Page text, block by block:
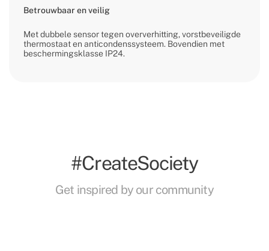
Betrouwbaar en veilig
Met dubbele sensor tegen oververhitting, vorstbeveiligde
thermostaat en anticondenssysteem. Bovendien met
beschermingsklasse IP24.
#CreateSociety
Get inspired by our community